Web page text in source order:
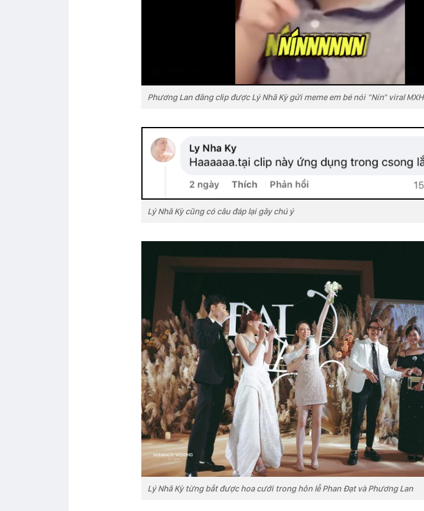
Phương Lan đăng clip được Lý Nhã Kỳ gửi meme em bé nói "Nín" viral MXH
Lý Nhã Kỳ cũng có câu đáp lại gây chú ý
Lý Nhã Kỳ từng bắt được hoa cưới trong hôn lễ Phan Đạt và Phương Lan